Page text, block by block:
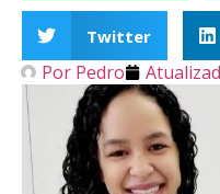
Twitter
Por Pedro